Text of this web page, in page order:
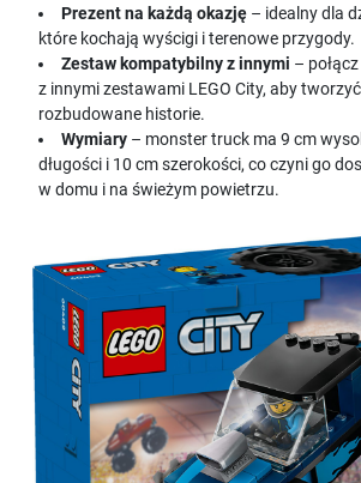
Prezent na każdą okazję – idealny dla
które kochają wyścigi i terenowe przygody.
Zestaw kompatybilny z innymi –
z innymi zestawami LEGO City, aby
rozbudowane historie.
Wymiary – monster truck ma 9 cm
długości i 10 cm szerokości, co czyni go
w domu i na świeżym powietrzu.